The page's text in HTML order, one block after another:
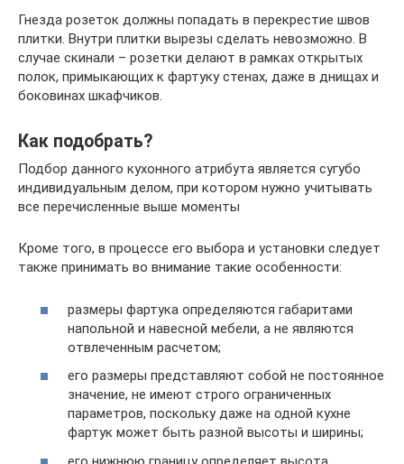
Гнезда розеток должны попадать в перекрестие швов
плитки. Внутри плитки вырезы сделать невозможно. В
случае скинали – розетки делают в рамках открытых
полок, примыкающих к фартуку стенах, даже в днищах и
боковинах шкафчиков.
Как подобрать?
Подбор данного кухонного атрибута является сугубо
индивидуальным делом, при котором нужно учитывать
все перечисленные выше моменты
Кроме того, в процессе его выбора и установки следует
также принимать во внимание такие особенности:
размеры фартука определяются габаритами
напольной и навесной мебели, а не являются
отвлеченным расчетом;
его размеры представляют собой не постоянное
значение, не имеют строго ограниченных
параметров, поскольку даже на одной кухне
фартук может быть разной высоты и ширины;